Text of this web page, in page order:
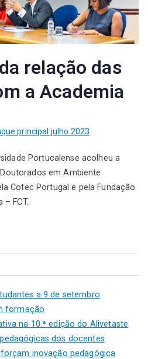
relação das
a Academia
principal julho 2023
Portucalense acolheu a
em Ambiente
Cotec Portugal e pela Fundação
– FCT.
a 9 de setembro
formação
na 10.ª edição do Alivetaste
dos docentes
inovação pedagógica